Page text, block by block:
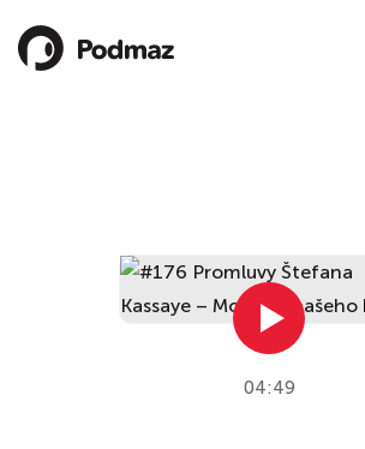
04:49